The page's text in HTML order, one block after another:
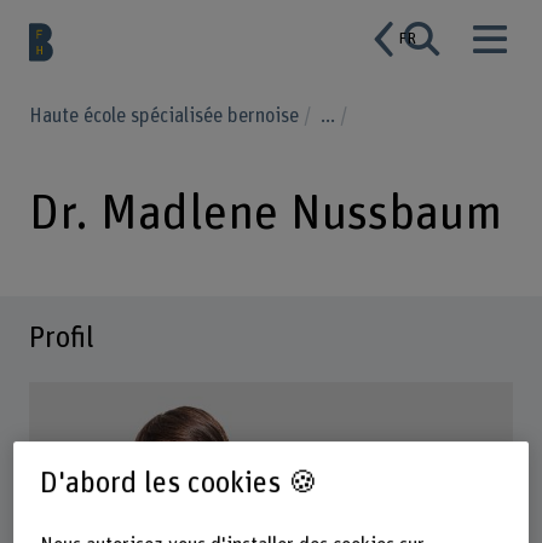
FR
Haute école spécialisée bernoise ...
Dr. Madlene Nussbaum
Profil
D'abord les cookies 🍪